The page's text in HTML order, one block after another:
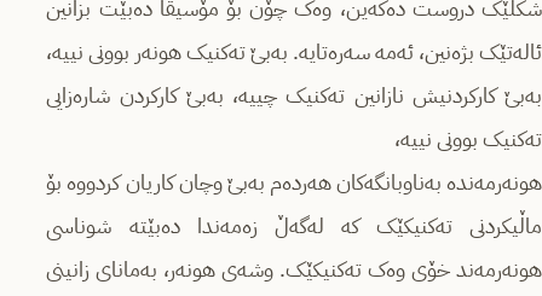
شکڵێک دروست دەکەین، وەک چۆن بۆ مۆسیقا دەبێت بزانین
ئالەتێک بژەنین، ئەمە سەرەتایە. بەبێ تەکنیک هونەر بوونی نییە،
بەبێ کارکردنیش نازانین تەکنیک چییە، بەبێ کارکردن شارەزایی
تەکنیک بوونی نییە،
هونەرمەندە بەناوبانگەکان هەردەم بەبێ وچان کاریان کردووە بۆ
ماڵیکردنی تەکنیکێک کە لەگەڵ زەمەندا دەبێتە شوناسی
هونەرمەند خۆی وەک تەکنیکێک. وشەی هونەر، بەمانای زانینی